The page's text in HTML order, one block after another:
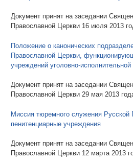
Документ принят на заседании
Православной Церкви 16 июля 2013
Положение о канонических
Православной Церкви,
учреждений уголовно-
Документ принят на заседании
Православной Церкви 29 мая 2013
Миссия тюремного служения Русской
пенитенциарные учреждения
Документ принят на заседании
Православной Церкви 12 марта 2013